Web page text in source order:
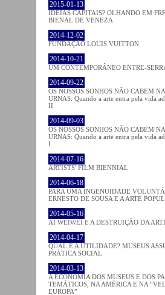
2015-01-13
IDEIAS CAPITAIS? OLHANDO EM
BIENAL DE VENEZA
2014-12-02
FUNDAÇÃO LOUIS VUITTON
2014-10-21
UM CONTEMPORÂNEO ENTRE-
2014-09-22
OS NOSSOS SONHOS NÃO CABEM
URNAS: Quando a arte entra pela vida
II
2014-09-03
OS NOSSOS SONHOS NÃO CABEM
URNAS: Quando a arte entra pela vida
I
2014-07-16
ARTISTS' FILM BIENNIAL
2014-06-18
PARA UMA INGENUIDADE
ERNESTO DE SOUSA E A ARTE
2014-05-16
AI WEIWEI E A DESTRUIÇÃO DA
2014-04-17
QUAL É A UTILIDADE? MUSEUS
PRÁTICA SOCIAL
2014-03-13
A ECONOMIA DOS MUSEUS E DOS
TEMÁTICOS, NA AMÉRICA E NA
EUROPA”